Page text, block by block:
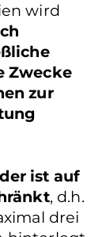
wird
Zwecke
zur
ist auf
, d.h.
drei